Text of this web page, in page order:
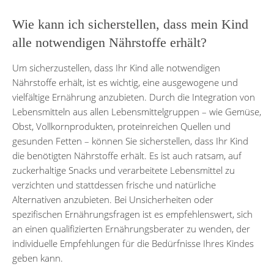
Wie kann ich sicherstellen, dass mein Kind
alle notwendigen Nährstoffe erhält?
Um sicherzustellen, dass Ihr Kind alle notwendigen
Nährstoffe erhält, ist es wichtig, eine ausgewogene und
vielfältige Ernährung anzubieten. Durch die Integration von
Lebensmitteln aus allen Lebensmittelgruppen – wie Gemüse,
Obst, Vollkornprodukten, proteinreichen Quellen und
gesunden Fetten – können Sie sicherstellen, dass Ihr Kind
die benötigten Nährstoffe erhält. Es ist auch ratsam, auf
zuckerhaltige Snacks und verarbeitete Lebensmittel zu
verzichten und stattdessen frische und natürliche
Alternativen anzubieten. Bei Unsicherheiten oder
spezifischen Ernährungsfragen ist es empfehlenswert, sich
an einen qualifizierten Ernährungsberater zu wenden, der
individuelle Empfehlungen für die Bedürfnisse Ihres Kindes
geben kann.